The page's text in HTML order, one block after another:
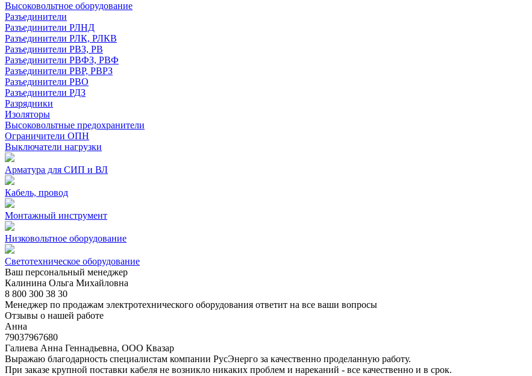
Высоковольтное оборудование
Разъединители
Разъединители РЛНД
Разъединители РЛК, РЛКВ
Разъединители РВЗ, РВ
Разъединители РВФЗ, РВФ
Разъединители РВР, РВРЗ
Разъединители РВО
Разъединители РДЗ
Разрядники
Изоляторы
Высоковольтные предохранители
Ограничители ОПН
Выключатели нагрузки
Арматура для СИП и ВЛ
Кабель, провод
Монтажный инструмент
Низковольтное оборудование
Светотехническое оборудование
Ваш персональный менеджер
Калинина Ольга Михайловна
8 800 300 38 30
Менеджер по продажам электротехнического оборудования ответит на все ваши вопросы
Отзывы о нашей работе
Анна
79037967680
Галиева Анна Геннадьевна, ООО Квазар
Выражаю благодарность специалистам компании РусЭнерго за качественно проделанную работу.
При заказе крупной поставки кабеля не возникло никаких проблем и нареканий - все качественно и в срок.